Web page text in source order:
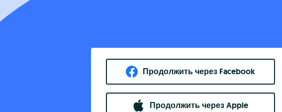
Продолжить через Facebook
Продолжить через Apple